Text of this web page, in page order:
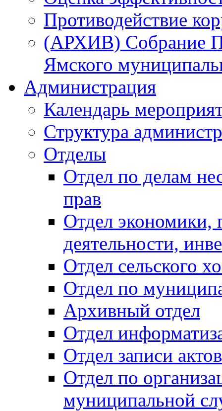
Противодействие
(АРХИВ) Собрание
Ямского
Администрация
Календарь
Структура
Отделы
Отдел по делам
прав
Отдел экономики,
деятельности,
Отдел сельского
Отдел по
Архивный отдел
Отдел
Отдел записи
Отдел по
муниципальной